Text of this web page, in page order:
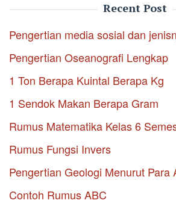
Recent Post
Pengertian media sosial dan
Pengertian Oseanografi Lengkap
1 Ton Berapa Kuintal Berapa Kg
1 Sendok Makan Berapa Gram
Rumus Matematika Kelas 6
Rumus Fungsi Invers
Pengertian Geologi Menurut Para
Contoh Rumus ABC